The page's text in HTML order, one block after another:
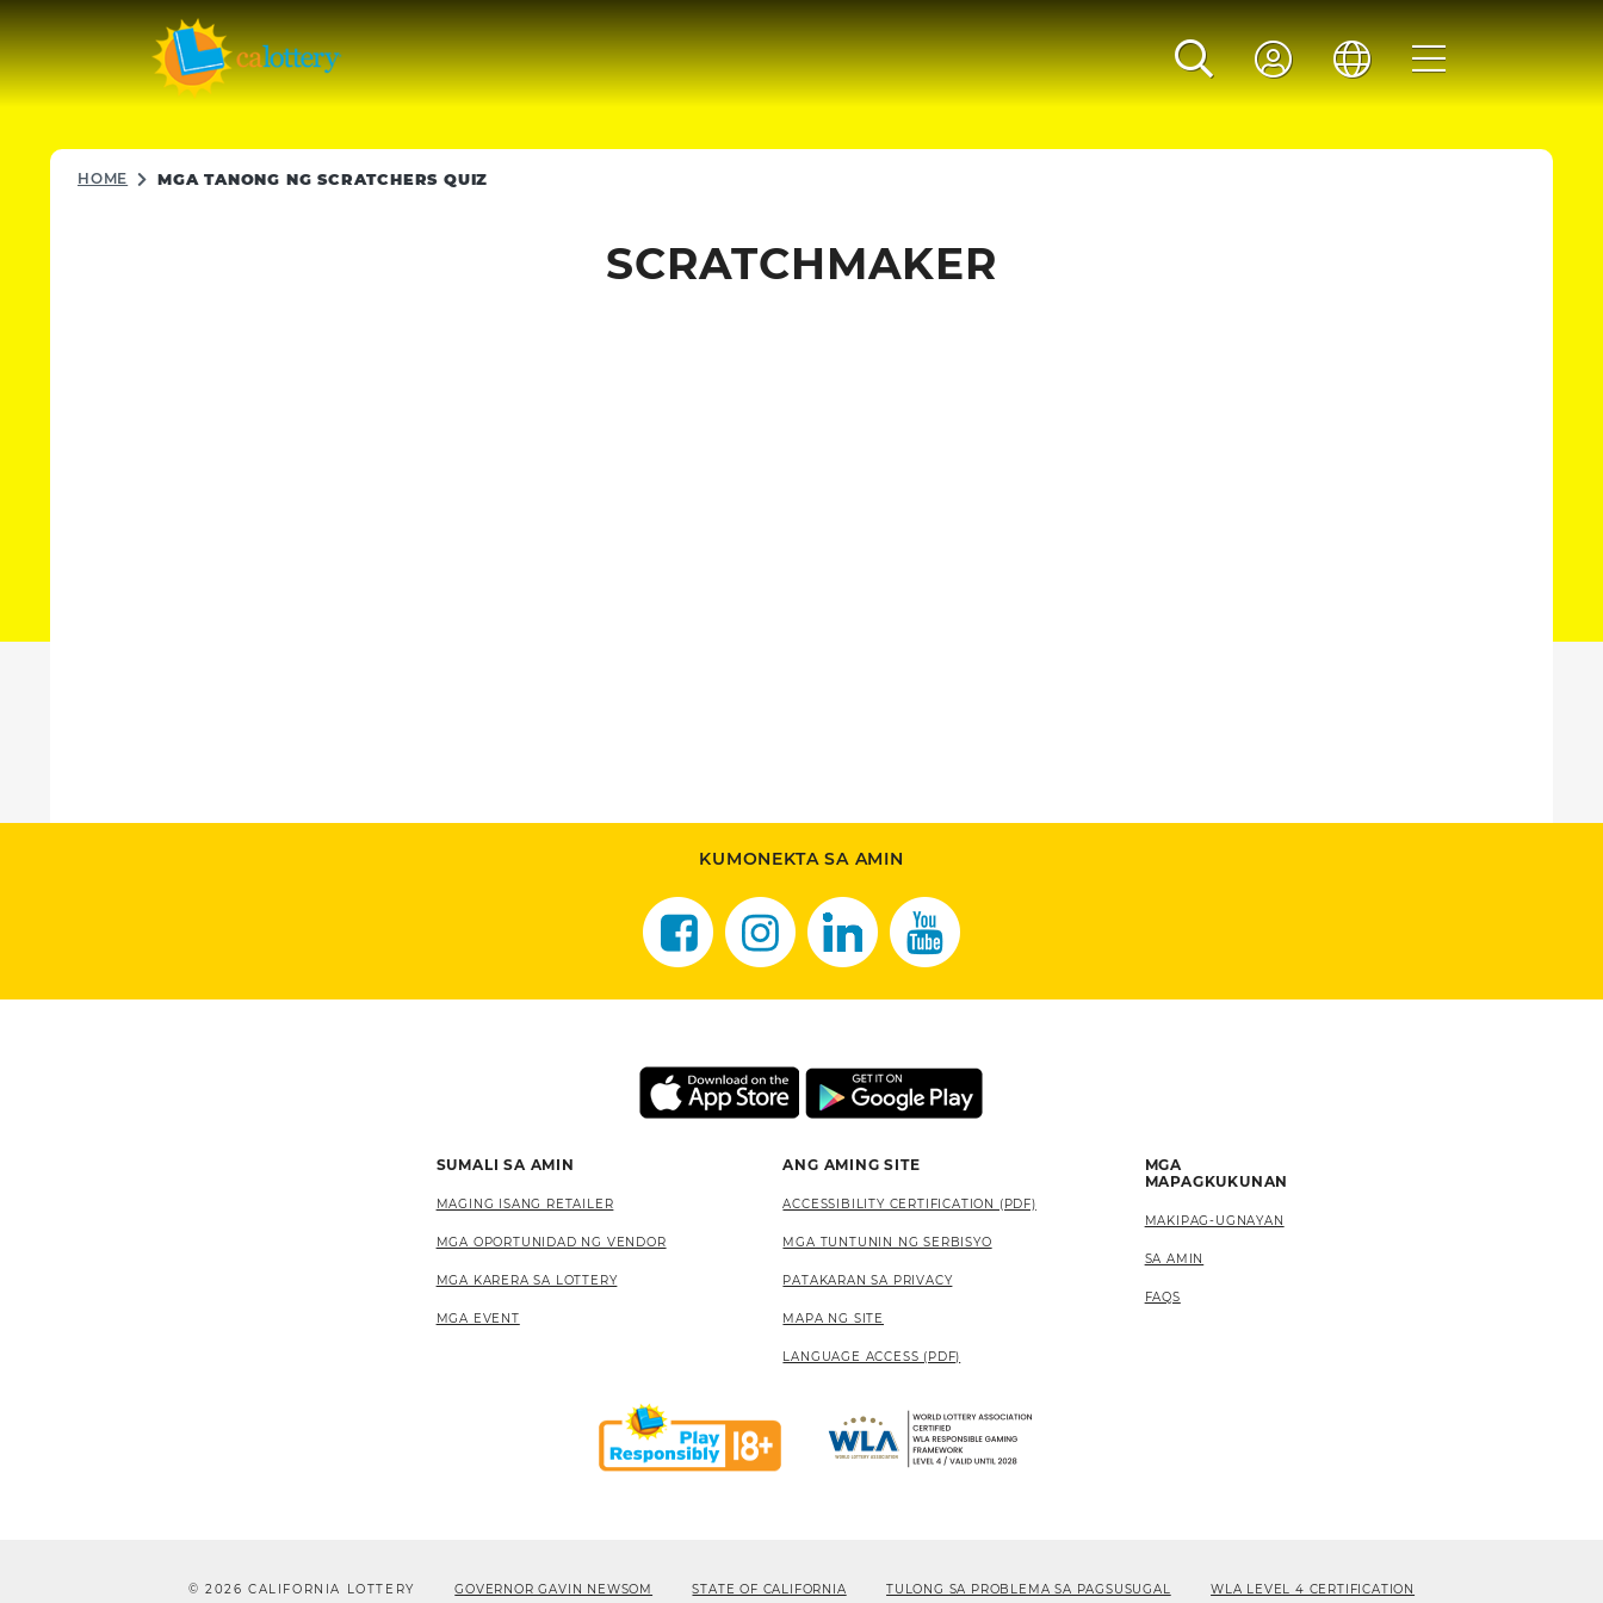
HOME MGA TANONG NG SCRATCHERS QUIZ
SCRATCHMAKER
KUMONEKTA SA AMIN
SUMALI SA AMIN
MAGING ISANG RETAILER
MGA OPORTUNIDAD NG VENDOR
MGA KARERA SA LOTTERY
MGA EVENT
ANG AMING SITE
ACCESSIBILITY CERTIFICATION (PDF)
MGA TUNTUNIN NG SERBISYO
PATAKARAN SA PRIVACY
MAPA NG SITE
LANGUAGE ACCESS (PDF)
MGA
MAPAGKUKUNAN
MAKIPAG-UGNAYAN
SA AMIN
FAQS
© 2026 CALIFORNIA LOTTERY GOVERNOR GAVIN NEWSOM STATE OF CALIFORNIA TULONG SA PROBLEMA SA PAGSUSUGAL WLA LEVEL 4 CERTIFICATION